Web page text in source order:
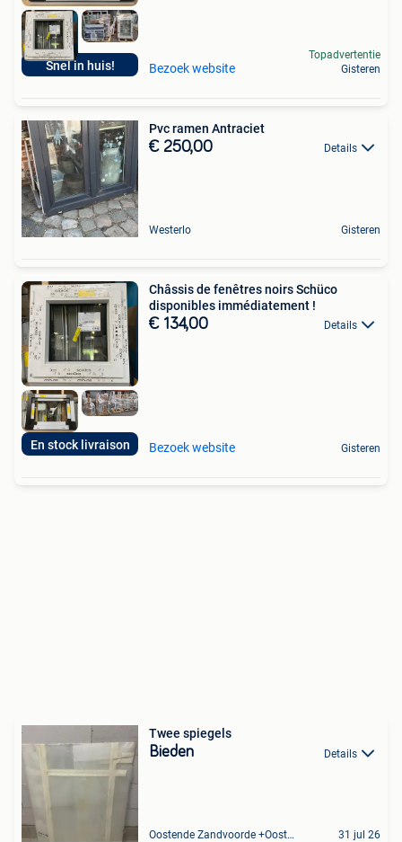
Snel in huis! Bezoek website
Topadvertentie
Gisteren
Pvc ramen Antraciet
€ 250,00 Details
Westerlo Gisteren
En stock livraison
Châssis de fenêtres noirs Schüco
disponibles immédiatement !
€ 134,00 Details
Bezoek website Gisteren
Twee spiegels
Bieden Details
Oostende Zandvoorde +Oostende 31 jul 26